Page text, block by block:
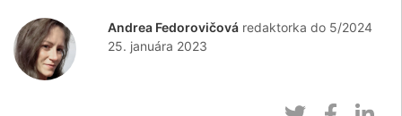
Andrea Fedorovičová redaktorka do 5/2024
25. januára 2023